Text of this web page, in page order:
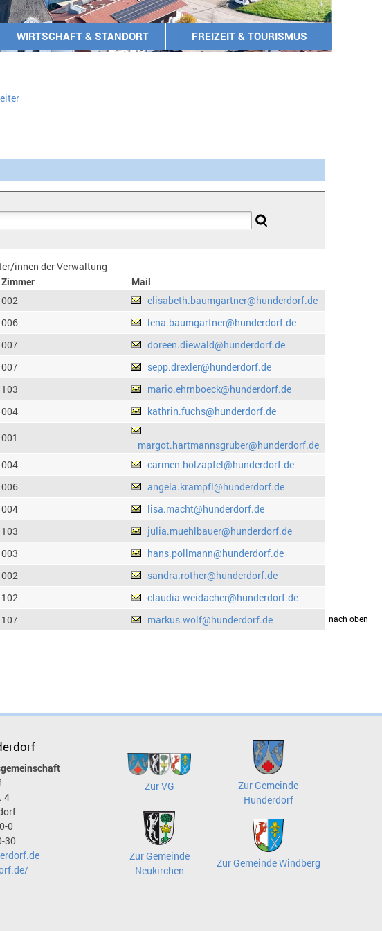
WIRTSCHAFT & STANDORT FREIZEIT & TOURISMUS
innen der Verwaltung
Zimmer
Mail
002
elisabeth.baumgartner@hunderdorf.de
006
lena.baumgartner@hunderdorf.de
007
doreen.diewald@hunderdorf.de
007
sepp.drexler@hunderdorf.de
103
mario.ehrnboeck@hunderdorf.de
004
kathrin.fuchs@hunderdorf.de
001
margot.hartmannsgruber@hunderdorf.de
004
carmen.holzapfel@hunderdorf.de
006
angela.krampfl@hunderdorf.de
004
lisa.macht@hunderdorf.de
103
julia.muehlbauer@hunderdorf.de
003
hans.pollmann@hunderdorf.de
002
sandra.rother@hunderdorf.de
102
claudia.weidacher@hunderdorf.de
107 markus.wolf@hunderdorf.dedrucken nach oben
4
0
30
Zur VG
Zur Gemeinde
Hunderdorf
Zur Gemeinde
Neukirchen
Zur Gemeinde Windberg